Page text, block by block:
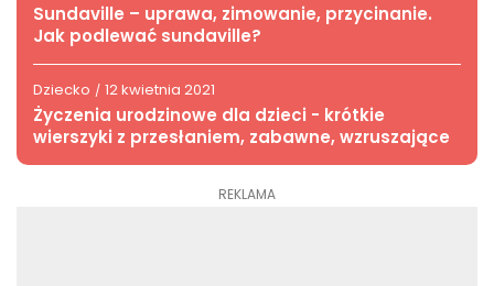
Sundaville – uprawa, zimowanie, przycinanie.
Jak podlewać sundaville?
Dziecko / 12 kwietnia 2021
Życzenia urodzinowe dla dzieci - krótkie
wierszyki z przesłaniem, zabawne, wzruszające
REKLAMA